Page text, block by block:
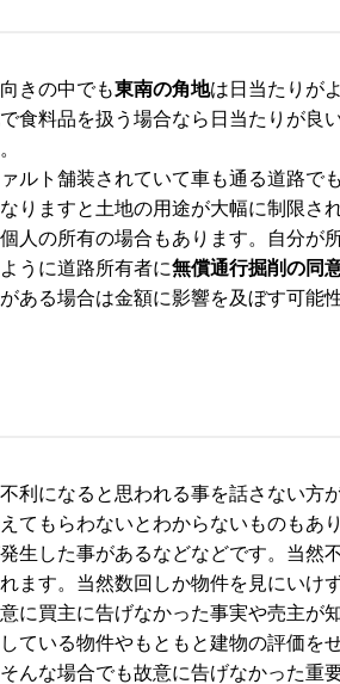
きの中でも東南の角地は日当たりが
食料品を扱う場合なら日当たりが
ルト舗装されていて車も通る道路でも
ますと土地の用途が大幅に制限さ
人の所有の場合もあります。自分
うに道路所有者に無償通行掘削の同
る場合は金額に影響を及ぼす可能
利になると思われる事を話さない
てもらわないとわからないものもあり
生した事があるなどなどです。当然
ます。当然数回しか物件を見にいけ
に買主に告げなかった事実や売主
ている物件やもともと建物の評価
んな場合でも故意に告げなかった